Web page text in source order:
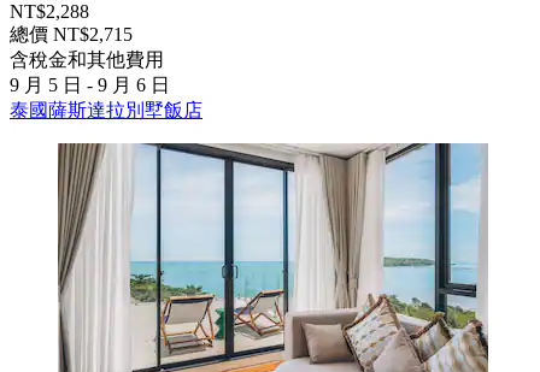
NT$2,288
總價 NT$2,715
含稅金和其他費用
9 月 5 日 - 9 月 6 日
泰國薩斯達拉別墅飯店